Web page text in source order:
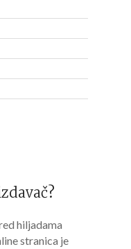
hiljadama
stranica je